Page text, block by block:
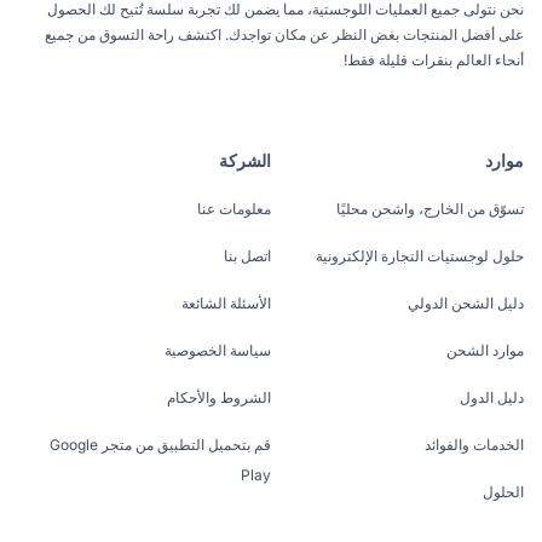
نحن نتولى جميع العمليات اللوجستية، مما يضمن لك تجربة سلسة تُتيح لك الحصول
على أفضل المنتجات بغض النظر عن مكان تواجدك. اكتشف راحة التسوق من جميع
أنحاء العالم بنقرات قليلة فقط!
موارد
تسوّق من الخارج، واشحن محليًا
حلول لوجستيات التجارة الإلكترونية
دليل الشحن الدولي
موارد الشحن
دليل الدول
الخدمات والفوائد
الحلول
الشركة
معلومات عنا
اتصل بنا
الأسئلة الشائعة
سياسة الخصوصية
الشروط والأحكام
قم بتحميل التطبيق من متجر Google
Play